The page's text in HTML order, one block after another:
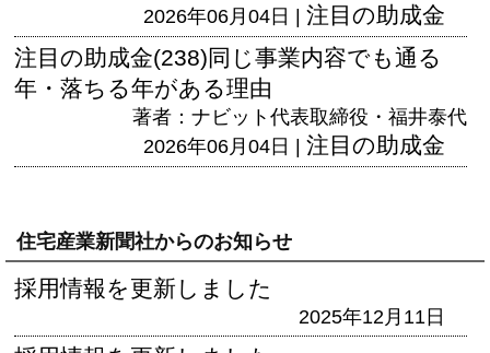
2026年06月04日 | 注目の助成金
注目の助成金(238)同じ事業内容でも通る
年・落ちる年がある理由
著者：ナビット代表取締役・福井泰代
2026年06月04日 | 注目の助成金
住宅産業新聞社からのお知らせ
採用情報を更新しました
2025年12月11日